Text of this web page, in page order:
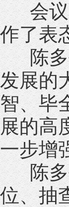
会议
作了表
陈多
发展的
智、毕
展的高
一步增
陈多
位、抽